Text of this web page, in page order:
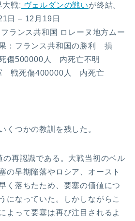
大戦: ヴェルダンの戦いが終結。
日 – 12月19日
ランス共和国 ロレーヌ地方ムー
：フランス共和国の勝利 損
傷500000人 内死亡不明
戦死傷400000人 内死亡
くつかの教訓を残した。
の再認識である。大戦当初のベル
の早期陥落やロシア、オースト
く落ちたため、要塞の価値につ
になっていた。しかしながらこ
よって要塞は再び注目されるよ